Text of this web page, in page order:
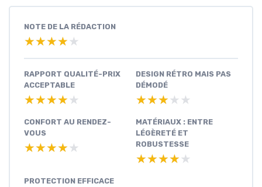
NOTE DE LA RÉDACTION
★★★★★
★★★★★
RAPPORT QUALITÉ-PRIX
ACCEPTABLE
★★★★★
★★★★★
DESIGN RÉTRO MAIS PAS
DÉMODÉ
★★★★★
★★★★★
CONFORT AU RENDEZ-
VOUS
★★★★★
★★★★★
MATÉRIAUX : ENTRE
LÉGÈRETÉ ET
ROBUSTESSE
★★★★★
★★★★★
PROTECTION EFFICACE